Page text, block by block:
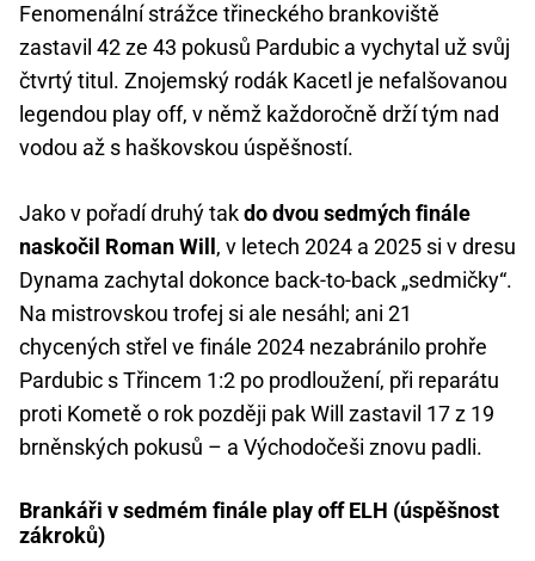
Fenomenální strážce třineckého brankoviště
zastavil 42 ze 43 pokusů Pardubic a vychytal už svůj
čtvrtý titul. Znojemský rodák Kacetl je nefalšovanou
legendou play off, v němž každoročně drží tým nad
vodou až s haškovskou úspěšností.
Jako v pořadí druhý takdo dvou sedmých finále
naskočil Roman Will , v letech 2024 a 2025 si v dresu
Dynama zachytal dokonce back-to-back „sedmičky“.
Na mistrovskou trofej si ale nesáhl; ani 21
chycených střel ve finále 2024 nezabránilo prohře
Pardubic s Třincem 1:2 po prodloužení, při reparátu
proti Kometě o rok později pak Will zastavil 17 z 19
brněnských pokusů – a Východočeši znovu padli.
Brankáři v sedmém finále play off ELH (úspěšnost
zákroků)